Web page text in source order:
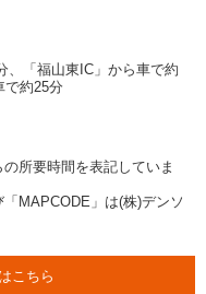
、「福山東IC」から車で約
で約25分
所要時間を表記していま
MAPCODE」は(株)デンソ
こちら